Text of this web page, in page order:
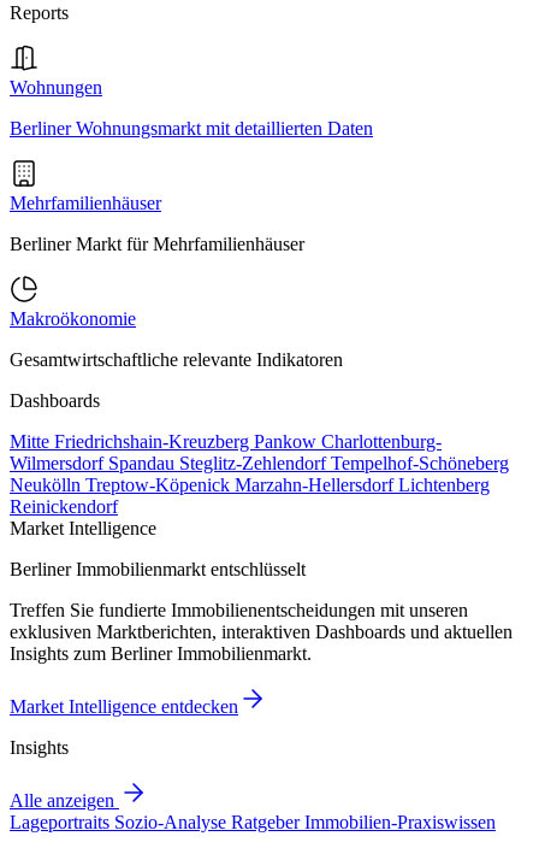
Reports
Wohnungen
Berliner Wohnungsmarkt mit detaillierten Daten
Mehrfamilienhäuser
Berliner Markt für Mehrfamilienhäuser
Makroökonomie
Gesamtwirtschaftliche relevante Indikatoren
Dashboards
Mitte Friedrichshain-Kreuzberg Pankow Charlottenburg-
Wilmersdorf Spandau Steglitz-ZehlendorfTempelhof-Schöneberg
Neukölln Treptow-Köpenick Marzahn-HellersdorfLichtenberg
Reinickendorf
Market Intelligence
Berliner Immobilienmarkt entschlüsselt
Treffen Sie fundierte Immobilienentscheidungen mit unseren
exklusiven Marktberichten, interaktiven Dashboards und aktuellen
Insights zum Berliner Immobilienmarkt.
Market Intelligence entdecken
Insights
Alle anzeigen
Lageportraits Sozio-Analyse RatgeberImmobilien-Praxiswissen